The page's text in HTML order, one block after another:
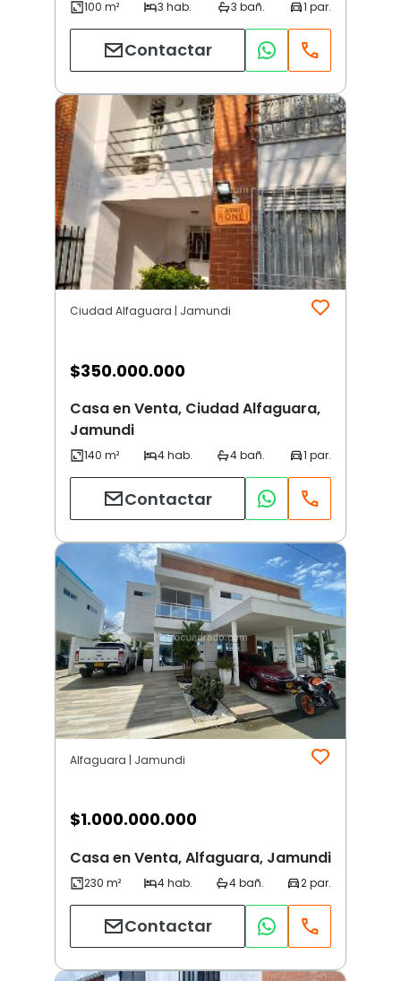
Contactar
Ciudad Alfaguara | Jamundi
$350.000.000
Casa en Venta, Ciudad Alfaguara,
Jamundi
Contactar
Alfaguara | Jamundi
$1.000.000.000
Casa en Venta, Alfaguara, Jamundi
Contactar